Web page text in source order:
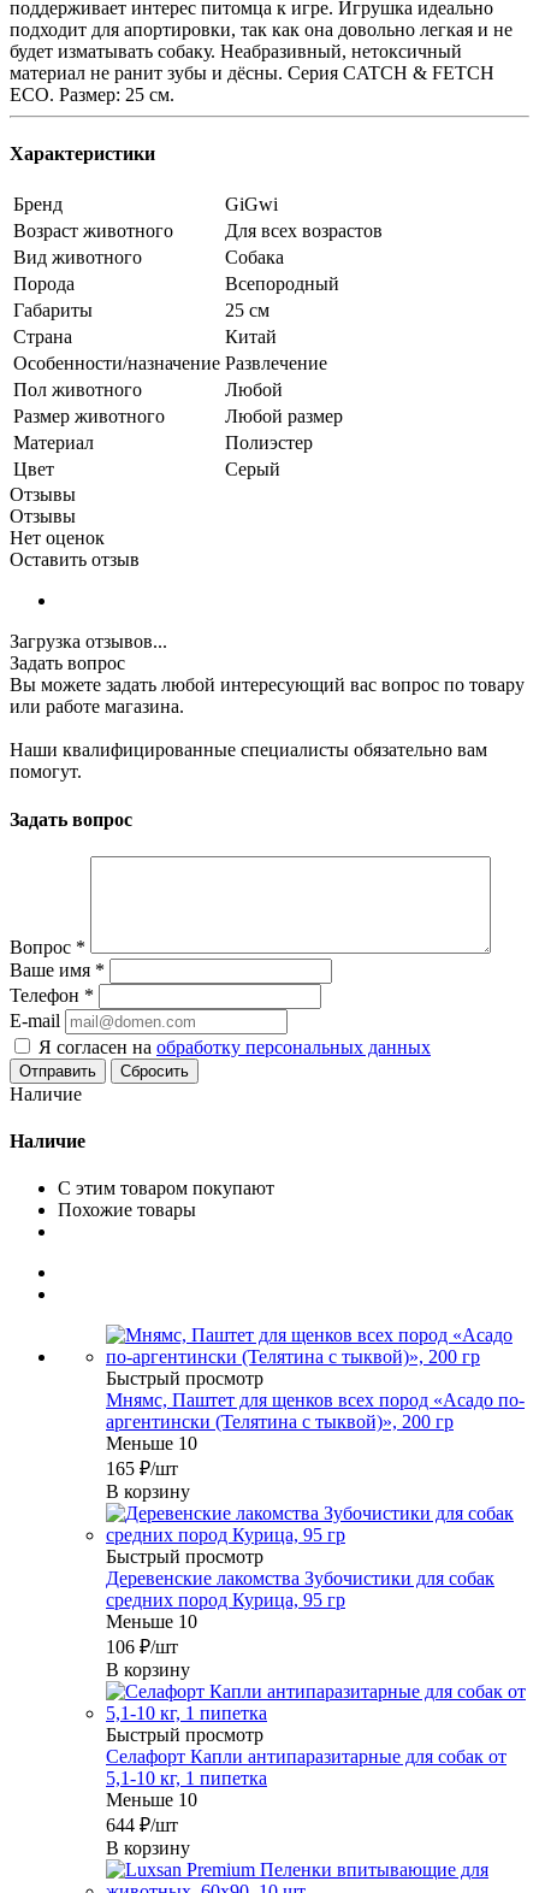
поддерживает интерес питомца к игре. Игрушка идеально
подходит для апортировки, так как она довольно легкая и не
будет изматывать собаку. Неабразивный, нетоксичный
материал не ранит зубы и дёсны. Серия CATCH & FETCH
ECO. Размер: 25 см.
Характеристики
Бренд
GiGwi
Возраст животного
Для всех возрастов
Вид животного
Собака
Порода
Всепородный
Габариты
25 см
Страна
Китай
Особенности/назначение Развлечение
Пол животного
Любой
Размер животного
Любой размер
Материал
Полиэстер
Цвет
Серый
Отзывы
Отзывы
Нет оценок
Оставить отзыв
Загрузка отзывов...
Задать вопрос
Вы можете задать любой интересующий вас вопрос по товару
или работе магазина.
Наши квалифицированные специалисты обязательно вам
помогут.
Задать вопрос
Вопрос *
Ваше имя *
Телефон *
E-mail
Я согласен на обработку персональных данных
Сбросить
Наличие
Наличие
С этим товаром покупают
Похожие товары
Быстрый просмотр
Мнямс, Паштет для щенков всех пород «Асадо по-
аргентински (Телятина с тыквой)», 200 гр
Меньше 10
165 ₽/шт
В корзину
Быстрый просмотр
Деревенские лакомства Зубочистики для собак
средних пород Курица, 95 гр
Меньше 10
106 ₽/шт
В корзину
Быстрый просмотр
Селафорт Капли антипаразитарные для собак от
5,1-10 кг, 1 пипетка
Меньше 10
644 ₽/шт
В корзину